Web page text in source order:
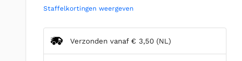
Staffelkortingen weergeven
Verzonden vanaf € 3,50 (NL)